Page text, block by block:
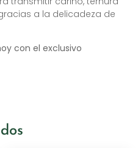
a la delicadeza de
con el exclusivo